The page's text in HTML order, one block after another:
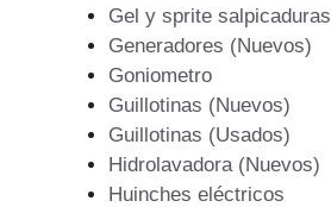
Gel y sprite salpicaduras
Generadores (Nuevos)
Goniometro
Guillotinas (Nuevos)
Guillotinas (Usados)
Hidrolavadora (Nuevos)
Huinches eléctricos